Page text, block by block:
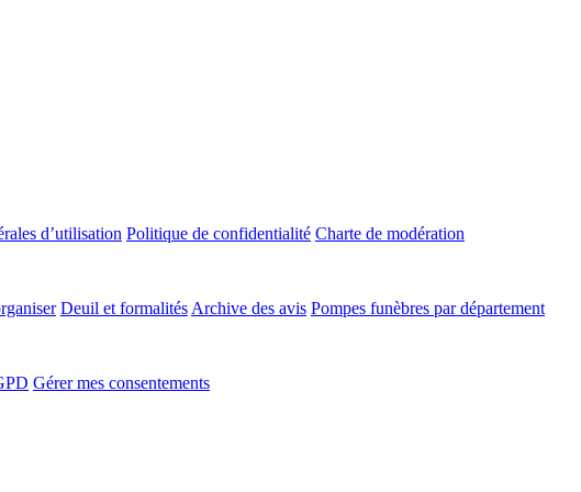
d’utilisation Politique de confidentialité Charte de modération
Deuil et formalités Archive des avis Pompes funèbres par département
Gérer mes consentements